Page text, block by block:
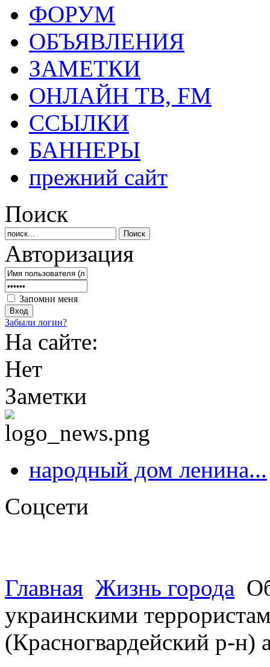
ФОРУМ
ОБЪЯВЛЕНИЯ
ЗАМЕТКИ
ОНЛАЙН ТВ, FM
ССЫЛКИ
БАННЕРЫ
прежний сайт
Поиск
Авторизация
Запомни меня
Забыли логин?
На сайте:
Нет
Заметки
народный дом ленина...
Соцсети
Главная Жизнь города
украинскими
(Красногвардейский р-